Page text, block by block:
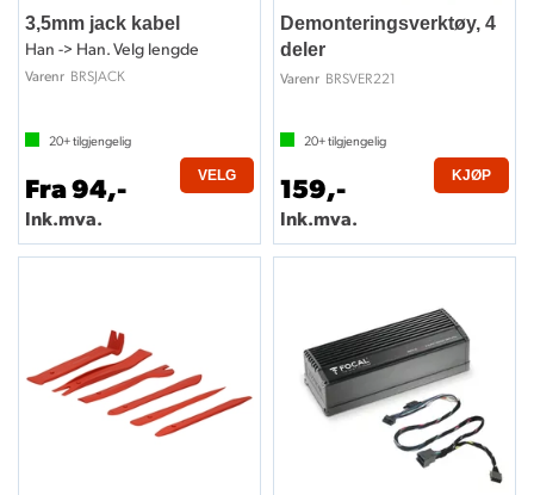
3,5mm jack kabel
Han -> Han. Velg lengde
Varenr BRSJACK
20+tilgjengelig
Fra 94,-
Ink.mva.
VELG
Demonteringsverktøy, 4
deler
Varenr BRSVER221
20+tilgjengelig
159,-
Ink.mva.
KJØP